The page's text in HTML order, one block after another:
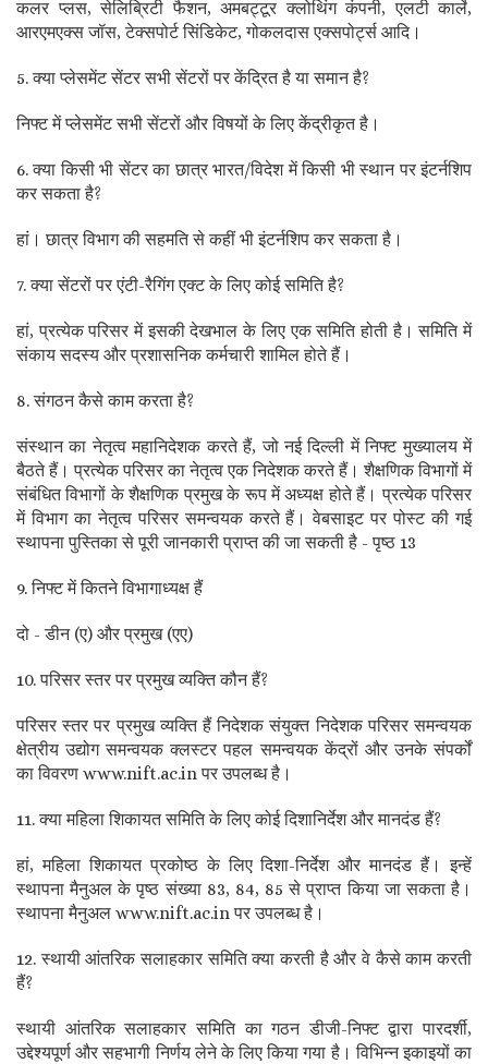
कलर प्लस, सेलिब्रिटी फैशन, अमबट्टूर क्लोथिंग कंपनी, एलटी कार्ले,
आरएमएक्स जॉस, टेक्सपोर्ट सिंडिकेट, गोकलदास एक्सपोर्ट्स आदि।
5. क्या प्लेसमेंट सेंटर सभी सेंटरों पर केंद्रित है या समान है?
निफ्ट में प्लेसमेंट सभी सेंटरों और विषयों के लिए केंद्रीकृत है।
6. क्या किसी भी सेंटर का छात्र भारत/विदेश में किसी भी स्थान पर इंटर्नशिप
कर सकता है?
हां। छात्र विभाग की सहमति से कहीं भी इंटर्नशिप कर सकता है।
7. क्या सेंटरों पर एंटी-रैगिंग एक्ट के लिए कोई समिति है?
हां, प्रत्येक परिसर में इसकी देखभाल के लिए एक समिति होती है। समिति में
संकाय सदस्य और प्रशासनिक कर्मचारी शामिल होते हैं।
8. संगठन कैसे काम करता है?
संस्थान का नेतृत्व महानिदेशक करते हैं, जो नई दिल्ली में निफ्ट मुख्यालय में
बैठते हैं। प्रत्येक परिसर का नेतृत्व एक निदेशक करते हैं। शैक्षणिक विभागों में
संबंधित विभागों के शैक्षणिक प्रमुख के रूप में अध्यक्ष होते हैं। प्रत्येक परिसर
में विभाग का नेतृत्व परिसर समन्वयक करते हैं। वेबसाइट पर पोस्ट की गई
स्थापना पुस्तिका से पूरी जानकारी प्राप्त की जा सकती है - पृष्ठ 13
9. निफ्ट में कितने विभागाध्यक्ष हैं
दो - डीन (ए) और प्रमुख (एए)
10. परिसर स्तर पर प्रमुख व्यक्ति कौन हैं?
परिसर स्तर पर प्रमुख व्यक्ति हैं निदेशक संयुक्त निदेशक परिसर समन्वयक
क्षेत्रीय उद्योग समन्वयक क्लस्टर पहल समन्वयक केंद्रों और उनके संपर्कों
का विवरण www.nift.ac.in पर उपलब्ध है।
11. क्या महिला शिकायत समिति के लिए कोई दिशानिर्देश और मानदंड हैं?
हां, महिला शिकायत प्रकोष्ठ के लिए दिशा-निर्देश और मानदंड हैं। इन्हें
स्थापना मैनुअल के पृष्ठ संख्या 83, 84, 85 से प्राप्त किया जा सकता है।
स्थापना मैनुअल www.nift.ac.in पर उपलब्ध है।
12. स्थायी आंतरिक सलाहकार समिति क्या करती है और वे कैसे काम करती
हैं?
स्थायी आंतरिक सलाहकार समिति का गठन डीजी-निफ्ट द्वारा पारदर्शी,
उद्देश्यपूर्ण और सहभागी निर्णय लेने के लिए किया गया है। विभिन्न इकाइयों का